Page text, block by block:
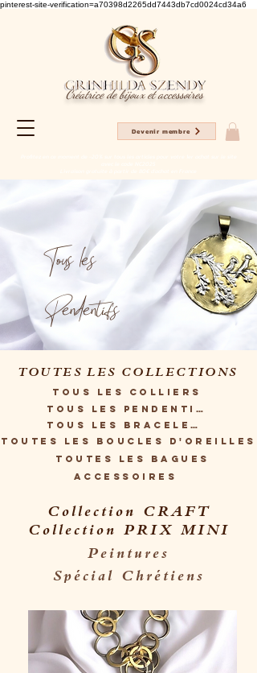
pinterest-site-verification=a70398d2265dd7443db7cd0024cd34a6
Devenir membre
Créatrice de bijoux et accessoires
Tous les
Pendentifs
TOUTES LES COLLECTIONS
Tous les Colliers
Tous les Pendentifs
Tous les Bracelets
Toutes les Boucles d'oreilles
Toutes les Bagues
Collection CRAFT
Collection PRIX MINI
Accessoires
Peintures
Spécial Chrétiens